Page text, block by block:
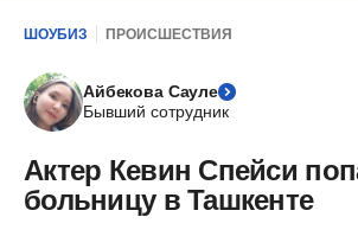
ШОУБИЗ ПРОИСШЕСТВИЯ
Айбекова Сауле
Бывший сотрудник
Актер Кевин Спейси
больницу в Ташкенте